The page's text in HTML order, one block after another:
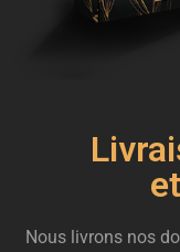
Nous livrons nos